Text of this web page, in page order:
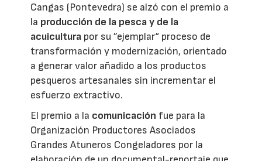
Cangas (Pontevedra) se alzó con el premio a
la producción de la pesca y de la
acuicultura por su ”ejemplar“ proceso de
transformación y modernización, orientado
a generar valor añadido a los productos
pesqueros artesanales sin incrementar el
esfuerzo extractivo.
El premio a la comunicación fue para la
Organización Productores Asociados
Grandes Atuneros Congeladores por la